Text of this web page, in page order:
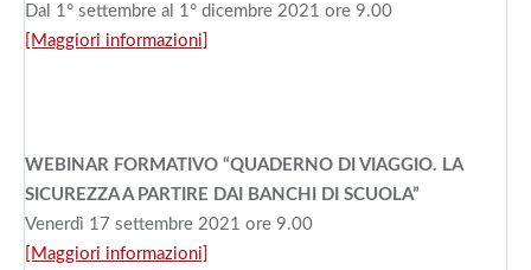
Dal 1° settembre al 1° dicembre 2021 ore 9.00
[Maggiori informazioni]
WEBINAR FORMATIVO “QUADERNO DI VIAGGIO. LA
SICUREZZA A PARTIRE DAI BANCHI DI SCUOLA”
Venerdì 17 settembre 2021 ore 9.00
[Maggiori informazioni]